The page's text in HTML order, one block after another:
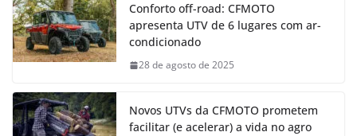
Conforto off-road: CFMOTO
apresenta UTV de 6 lugares com ar-
condicionado
28 de agosto de 2025
Novos UTVs da CFMOTO prometem
facilitar (e acelerar) a vida no agro